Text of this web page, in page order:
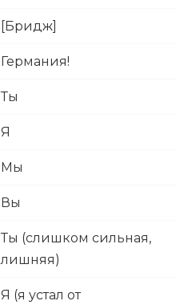
[Бридж]
Германия!
Ты
Я
Мы
Вы
Ты (слишком сильная,
лишняя)
Я (я устал от